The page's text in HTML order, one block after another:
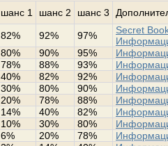
шанс 1 шанс 2 шанс 3
82% 92% 97%
Secret
80% 90% 95%
78% 88% 93%
40% 82% 92%
30% 80% 90%
20% 78% 88%
14% 40% 82%
10% 30% 80%
6% 20% 78%